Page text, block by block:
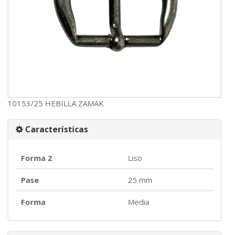
10153/25 HEBILLA ZAMAK
Características
Forma 2 Liso
Pase 25 mm
Forma Media